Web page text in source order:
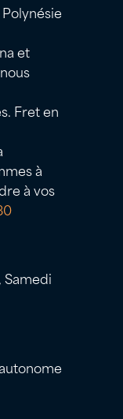
et
Fret en
à
à vos
Samedi